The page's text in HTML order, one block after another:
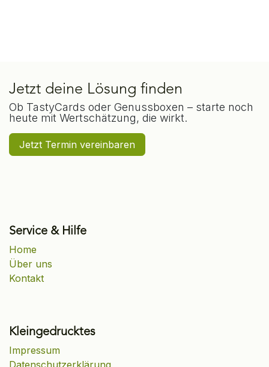
Jetzt deine Lösung finden
Ob TastyCards oder Genussboxen – starte noch
heute mit Wertschätzung, die wirkt.
Jetzt Termin vereinbaren
Service & Hilfe
Home
Über uns
Kontakt
Kleingedrucktes
Impressum